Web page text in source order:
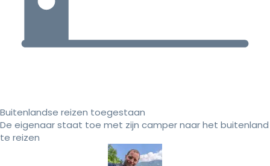
Buitenlandse reizen toegestaan
De eigenaar staat toe met zijn camper naar het buitenland
te reizen